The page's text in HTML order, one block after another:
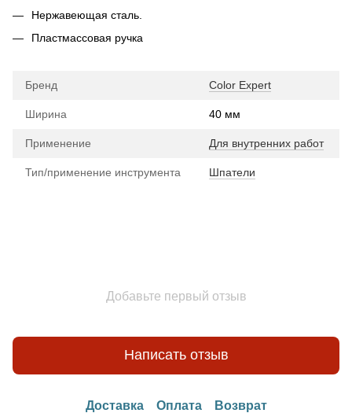
Нержавеющая сталь.
Пластмассовая ручка
Бренд Color Expert
Ширина 40 мм
Применение Для внутренних работ
Тип/применение инструмента Шпатели
Добавьте первый отзыв
Написать отзыв
Доставка Оплата Возврат